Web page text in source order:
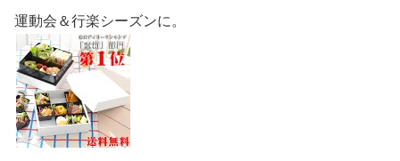
運動会＆行楽シーズンに。